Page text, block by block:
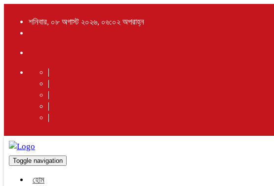
শনিবার, ০৮ অগাস্ট ২০২৬, ০৬:০২ অপরাহ্ন
Toggle navigation
হোম